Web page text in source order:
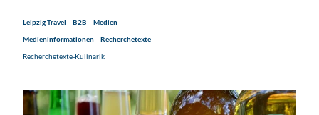
Leipzig Travel B2B
Medien
Medieninformationen
Recherchetexte
Recherchetexte-Kulinarik